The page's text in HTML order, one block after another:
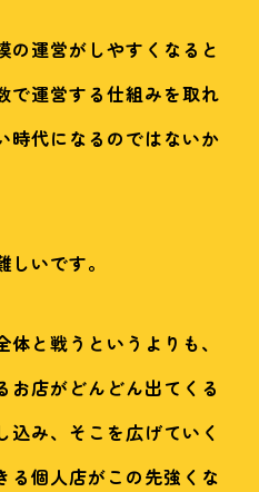
の運営がしやすくなると
で運営する仕組みを取れ
時代になるのではないか
いです。
と戦うというよりも、
お店がどんどん出てくる
込み、そこを広げていく
る個人店がこの先強くな